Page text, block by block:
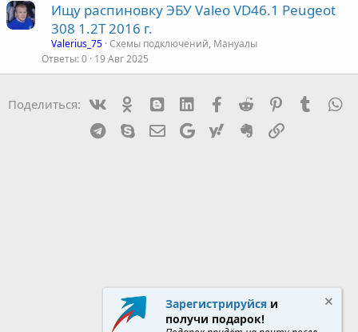
Ищу распиновку ЭБУ Valeo VD46.1 Peugeot
308 1.2T 2016 г.
Valerius_75 Схемы подключений, Мануалы
Ответы 0 19 Авг 2025
Поделиться: Ok mes_blogger
Linked InFacebook
Reddit PinterestTumblr
Telegram
Skype Эл. почта
Google Yahoo Evernote
Зарегистрируйся и
получи подарок!